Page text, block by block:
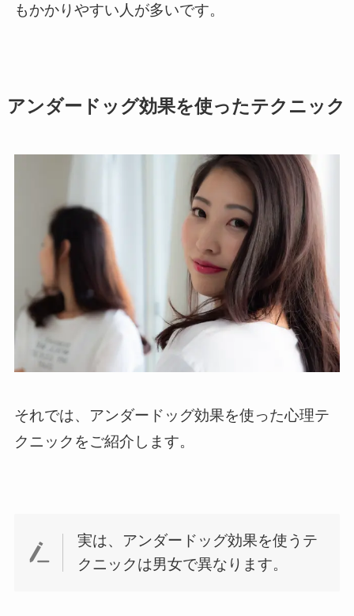
もかかりやすい人が多いです。
アンダードッグ効果を使ったテクニック
それでは、アンダードッグ効果を使った心理テ
クニックをご紹介します。
実は、アンダードッグ効果を使うテ
クニックは男女で異なります。